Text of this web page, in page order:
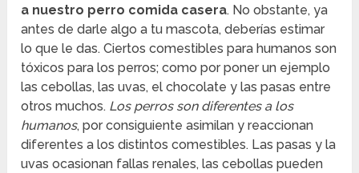
a nuestro perro comida casera. No obstante, ya
antes de darle algo a tu mascota, deberías estimar
lo que le das. Ciertos comestibles para humanos son
tóxicos para los perros; como por poner un ejemplo
las cebollas, las uvas, el chocolate y las pasas entre
otros muchos. Los perros son diferentes a los
humanos, por consiguiente asimilan y reaccionan
diferentes a los distintos comestibles. Las pasas y la
uvas ocasionan fallas renales, las cebollas pueden